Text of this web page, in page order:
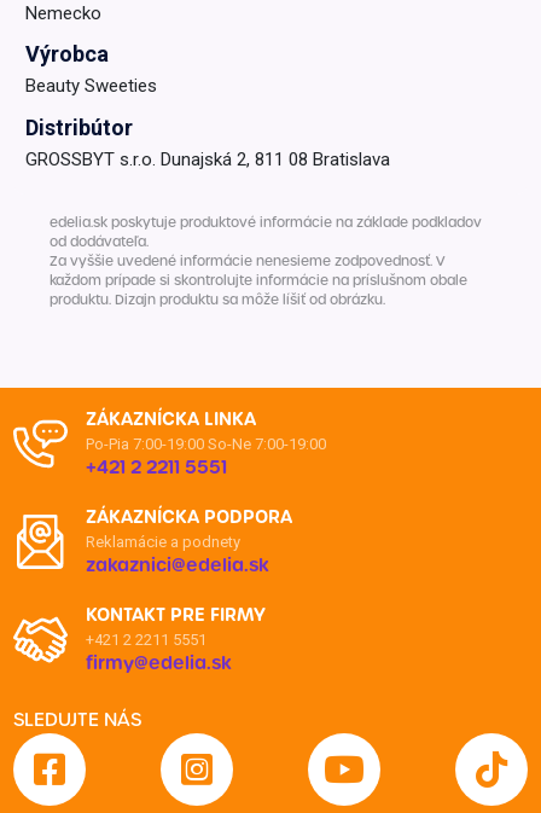
Nemecko
Výrobca
Beauty Sweeties
Distribútor
GROSSBYT s.r.o. Dunajská 2, 811 08 Bratislava
edelia.sk poskytuje produktové informácie na základe podkladov
od dodávateľa.
Za vyššie uvedené informácie nenesieme zodpovednosť. V
každom prípade si skontrolujte informácie na príslušnom obale
produktu. Dizajn produktu sa môže líšiť od obrázku.
ZÁKAZNÍCKA LINKA
Po-Pia 7:00-19:00 So-Ne 7:00-19:00
+421 2 2211 5551
ZÁKAZNÍCKA PODPORA
Reklamácie a podnety
zakaznici@edelia.sk
KONTAKT PRE FIRMY
+421 2 2211 5551
firmy@edelia.sk
SLEDUJTE NÁS